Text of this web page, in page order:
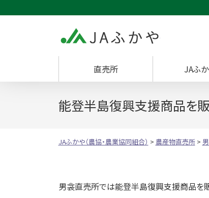
JAふかや（
直売所 JAふ
能登半島復興支援商品を販
JAふかや（農協・農業協同組合） > 農産物直売所>
男衾直売所では能登半島復興支援商品を販